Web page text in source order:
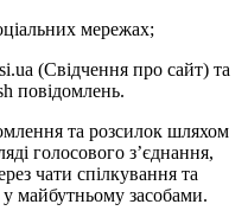
мережах;
(Свідчення про сайт) та
повідомлень.
та розсилок шляхом
голосового з’єднання,
чати спілкування та
майбутньому засобами.